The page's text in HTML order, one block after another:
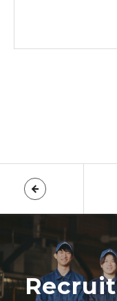
Recruit